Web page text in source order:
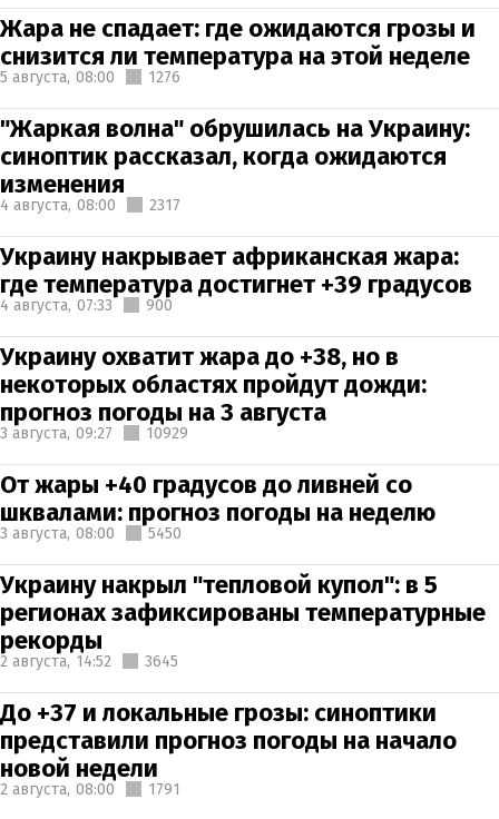
Жара не спадает: где ожидаются грозы и
снизится ли температура на этой неделе
5 августа, 08:00 1276
"Жаркая волна" обрушилась на Украину:
синоптик рассказал, когда ожидаются
изменения
4 августа, 08:00 2317
Украину накрывает африканская жара:
где температура достигнет +39 градусов
4 августа, 07:33 900
Украину охватит жара до +38, но в
некоторых областях пройдут дожди:
прогноз погоды на 3 августа
3 августа, 09:27 10929
От жары +40 градусов до ливней со
шквалами: прогноз погоды на неделю
3 августа, 08:00 5450
Украину накрыл "тепловой купол": в 5
регионах зафиксированы температурные
рекорды
2 августа, 14:52 3645
До +37 и локальные грозы: синоптики
представили прогноз погоды на начало
новой недели
2 августа, 08:00 1791